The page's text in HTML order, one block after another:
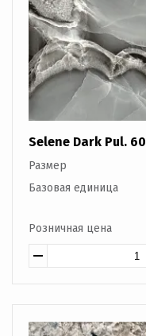
Selene Dark Pul.
Размер
Базовая единица
Розничная цена